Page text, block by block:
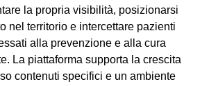
la propria visibilità, posizionarsi
nel territorio e intercettare pazienti
alla prevenzione e alla cura
La piattaforma supporta la crescita
contenuti specifici e un ambiente